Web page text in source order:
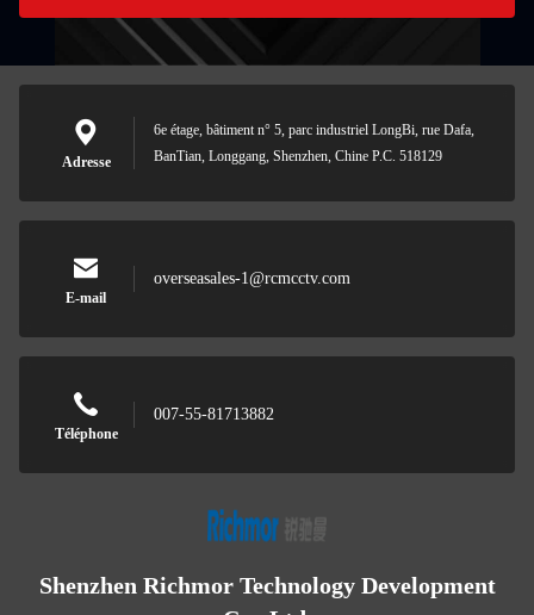
Adresse
6e étage, bâtiment n° 5, parc industriel LongBi, rue Dafa,
BanTian, Longgang, Shenzhen, Chine P.C. 518129
E-mail
overseasales-1@rcmcctv.com
Téléphone
007-55-81713882
Shenzhen Richmor Technology Development